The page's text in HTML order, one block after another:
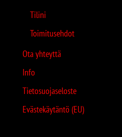
Tilini
Toimitusehdot
Ota yhteyttä
Info
Tietosuojaseloste
Evästekäytäntö (EU)